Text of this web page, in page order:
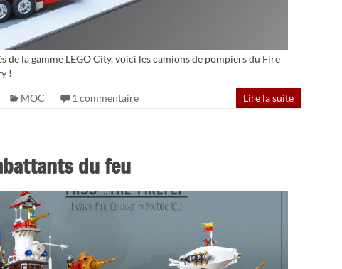
de la gamme LEGO City, voici les camions de pompiers du Fire
!
MOC 1 commentaire Lire la suite
du feu